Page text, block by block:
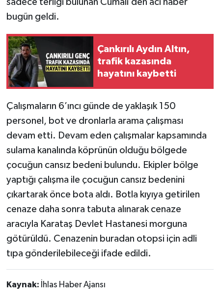
sadece terliği bulunan Cumali’den acı haber
bugün geldi.
Çankırılı Aydın Altın,
trafik kazasında
hayatını kaybetti
Çalışmaların 6’ıncı günde de yaklaşık 150
personel, bot ve dronlarla arama çalışması
devam etti. Devam eden çalışmalar kapsamında
sulama kanalında köprünün olduğu bölgede
çocuğun cansız bedeni bulundu. Ekipler bölge
yaptığı çalışma ile çocuğun cansız bedenini
çıkartarak önce bota aldı. Botla kıyıya getirilen
cenaze daha sonra tabuta alınarak cenaze
aracıyla Karataş Devlet Hastanesi morguna
götürüldü. Cenazenin buradan otopsi için adli
tıpa gönderilebileceği ifade edildi.
Kaynak: İhlas Haber Ajansı